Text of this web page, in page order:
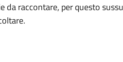
da raccontare, per questo